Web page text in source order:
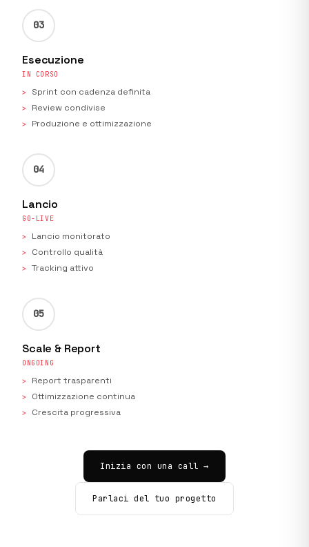
03
Esecuzione
IN CORSO
Sprint con cadenza definita
Review condivise
Produzione e ottimizzazione
04
Lancio
GO-LIVE
Lancio monitorato
Controllo qualità
Tracking attivo
05
Scale & Report
ONGOING
Report trasparenti
Ottimizzazione continua
Crescita progressiva
Inizia con una call →
Parlaci del tuo progetto